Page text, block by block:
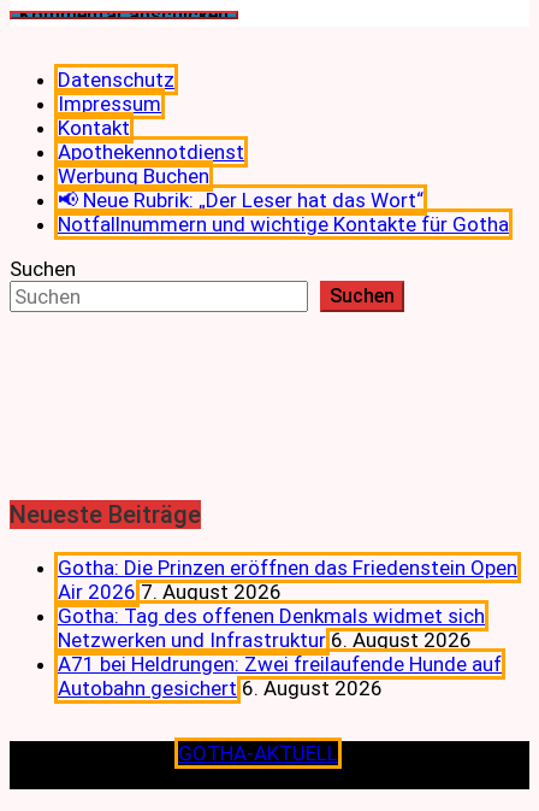
Datenschutz
Impressum
Kontakt
Apothekennotdienst
Werbung Buchen
📢 Neue Rubrik: „Der Leser hat das Wort“
Notfallnummern und wichtige Kontakte für Gotha
Suchen
Suchen
Neueste Beiträge
Gotha: Die Prinzen eröffnen das Friedenstein Open
Air 2026 7. August 2026
Gotha: Tag des offenen Denkmals widmet sich
Netzwerken und Infrastruktur 6. August 2026
A71 bei Heldrungen: Zwei freilaufende Hunde auf
Autobahn gesichert 6. August 2026
GOTHA-AKTUELL
Lokalen verpflichtet.